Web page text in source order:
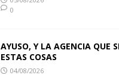
0
AYUSO, Y LA AGENCIA QUE
ESTAS COSAS
04/08/2026